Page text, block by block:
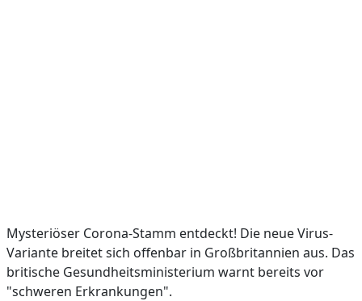
Mysteriöser Corona-Stamm entdeckt! Die neue Virus-
Variante breitet sich offenbar in Großbritannien aus. Das
britische Gesundheitsministerium warnt bereits vor
"schweren Erkrankungen".